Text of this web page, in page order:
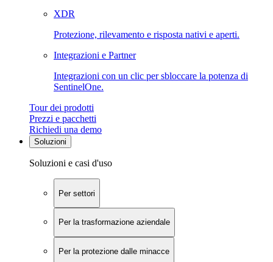
XDR
Protezione, rilevamento e risposta nativi e aperti.
Integrazioni e Partner
Integrazioni con un clic per sbloccare la potenza di
SentinelOne.
Tour dei prodotti
Prezzi e pacchetti
Richiedi una demo
Soluzioni
Soluzioni e casi d'uso
Per settori
Per la trasformazione aziendale
Per la protezione dalle minacce